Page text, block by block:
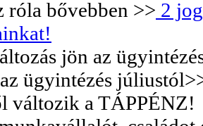
róla bővebben >> 2
jön az
ügyintézés
változik a TÁPPÉNZ!